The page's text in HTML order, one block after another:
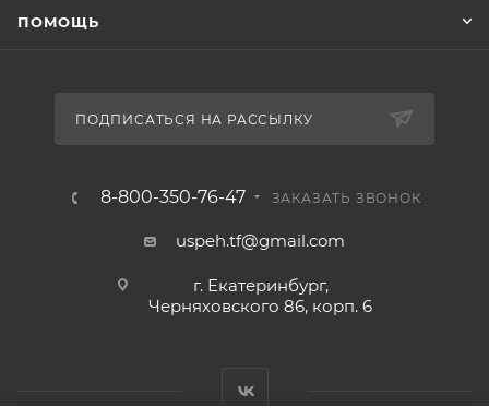
ПОМОЩЬ
ПОДПИСАТЬСЯ НА РАССЫЛКУ
8-800-350-76-47 ЗАКАЗАТЬ ЗВОНОК
uspeh.tf@gmail.com
г. Екатеринбург,
Черняховского 86, корп. 6​